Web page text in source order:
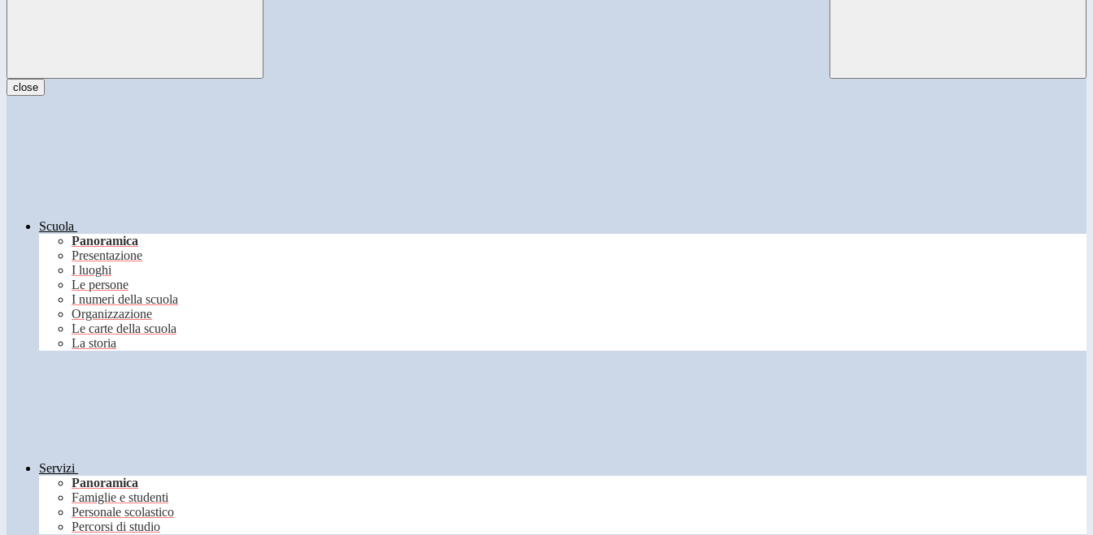
close
Scuola
Panoramica
Presentazione
I luoghi
Le persone
I numeri della scuola
Organizzazione
Le carte della scuola
La storia
Servizi
Panoramica
Famiglie e studenti
Personale scolastico
Percorsi di studio